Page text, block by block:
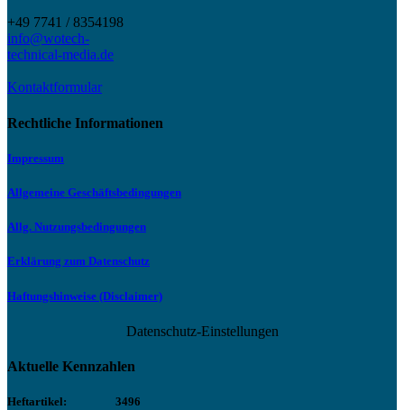
+49 7741 / 8354198
info@wotech-
technical-media.de
Kontaktformular
Rechtliche Informationen
Impressum
Allgemeine Geschäftsbedingungen
Allg. Nutzungsbedingungen
Erklärung zum Datenschutz
Haftungshinweise (Disclaimer)
Datenschutz-Einstellungen
Aktuelle Kennzahlen
Heftartikel: 3496